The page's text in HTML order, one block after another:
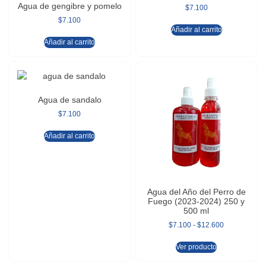
Agua de gengibre y pomelo
$7.100
Añadir al carrito
$7.100
Añadir al carrito
Agua de sandalo
$7.100
Añadir al carrito
Agua del Año del Perro de
Fuego (2023-2024) 250 y
500 ml
$7.100 - $12.600
Ver producto